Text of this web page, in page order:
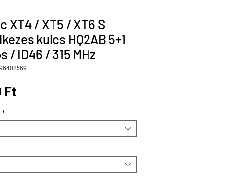
XT4 / XT5 / XT6 S
kulcs HQ2AB 5+1
/ ID46 / 315 MHz
Ft
*